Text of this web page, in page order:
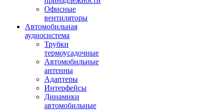
Офисные
вентиляторы
Автомобильная
аудиосистема
Трубки
термоусадочные
Автомобильные
антенны
Адаптеры
Интерфейсы
Динамики
автомобильные